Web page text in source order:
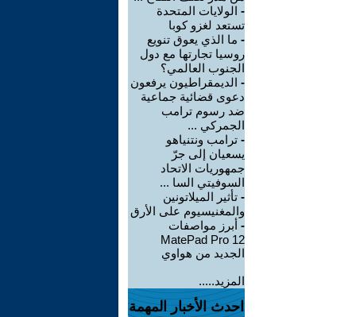
- الولايات المتحدة
تستعد لغزو كوبا
- ما الذي يعوق تنويع
روسيا تجارتها مع دول
الجنوب العالمي؟
- الديمقراطيون يرفعون
دعوى قضائية جماعية
ضد رسوم ترامب
الجمركي ...
- ترامب ونتنياهو
يسعيان إلى جرّ
جمهوريات الاتحاد
السوفيتي السا ...
- تأثير الميلاتونين
والمغنيسيوم على الأرق
- أبرز مواصفات
MatePad Pro 12
الجديد من هواوي
المزيد.....
احدث الأخبار المهمة